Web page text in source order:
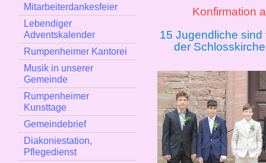
Mitarbeiterdankesfeier
Lebendiger
Adventskalender
Rumpenheimer Kantorei
Musik in unserer
Gemeinde
Rumpenheimer
Kunsttage
Gemeindebrief
Diakoniestation,
Pflegedienst
Konfirmation
15 Jugendliche
der